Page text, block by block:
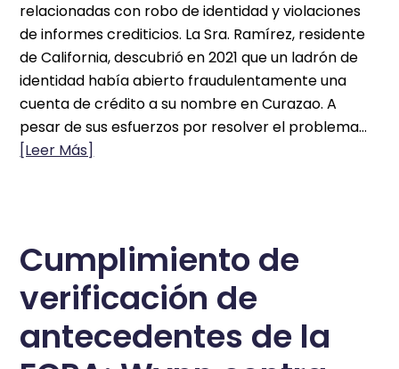
relacionadas con robo de identidad y violaciones
de informes crediticios. La Sra. Ramírez, residente
de California, descubrió en 2021 que un ladrón de
identidad había abierto fraudulentamente una
cuenta de crédito a su nombre en Curazao. A
pesar de sus esfuerzos por resolver el problema…
[Leer Más]
Cumplimiento de
verificación de
antecedentes de la